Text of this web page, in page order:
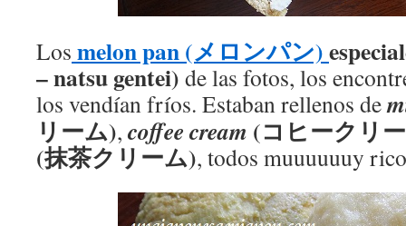
Los melon pan (メロンパン)
– natsu gentei) de las fotos, los
los vendían fríos. Estaban rellenos de
リーム), coffee cream (コヒークリ
(抹茶クリーム), todos muuuuuuy